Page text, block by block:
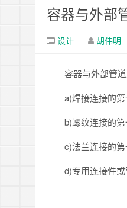
容器与外部
设计 胡伟明
容器与外部管
a)焊接连接的第
b)螺纹连接的第
c)法兰连接的第
d)专用连接件或